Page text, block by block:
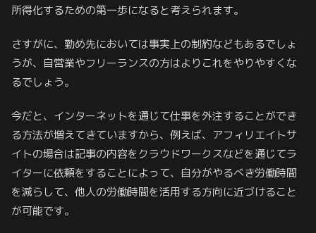
所得化するための第一歩になると考えられます。
さすがに、勤め先においては事実上の制約などもあるでしょ
うが、自営業やフリーランスの方はよりこれをやりやすくな
るでしょう。
今だと、インターネットを通じて仕事を外注することができ
る方法が増えてきていますから、例えば、アフィリエイトサ
イトの場合は記事の内容をクラウドワークスなどを通じてラ
イターに依頼をすることによって、自分がやるべき労働時間
を減らして、他人の労働時間を活用する方向に近づけること
が可能です。